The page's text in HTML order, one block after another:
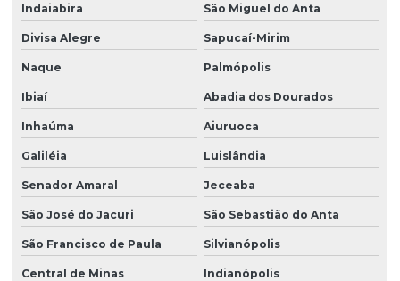
Indaiabira São Miguel do Anta
Divisa Alegre Sapucaí-Mirim
Naque Palmópolis
Ibiaí Abadia dos Dourados
Inhaúma Aiuruoca
Galiléia Luislândia
Senador Amaral Jeceaba
São José do Jacuri São Sebastião do Anta
São Francisco de Paula Silvianópolis
Central de Minas Indianópolis